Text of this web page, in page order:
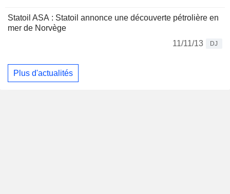
Statoil ASA : Statoil annonce une découverte pétrolière en
mer de Norvège
11/11/13
DJ
Plus d'actualités